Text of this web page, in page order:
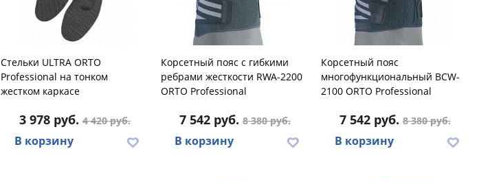
Стельки ULTRA ORTO
Professional на тонком
жестком каркасе
3 978 руб. 4 420 руб.
В корзину
Корсетный пояс с гибкими
ребрами жесткости RWA-2200
ORTO Professional
7 542 руб. 8 380 руб.
В корзину
Корсетный пояс
многофункциональный BCW-
2100 ORTO Professional
7 542 руб. 8 380 руб.
В корзину